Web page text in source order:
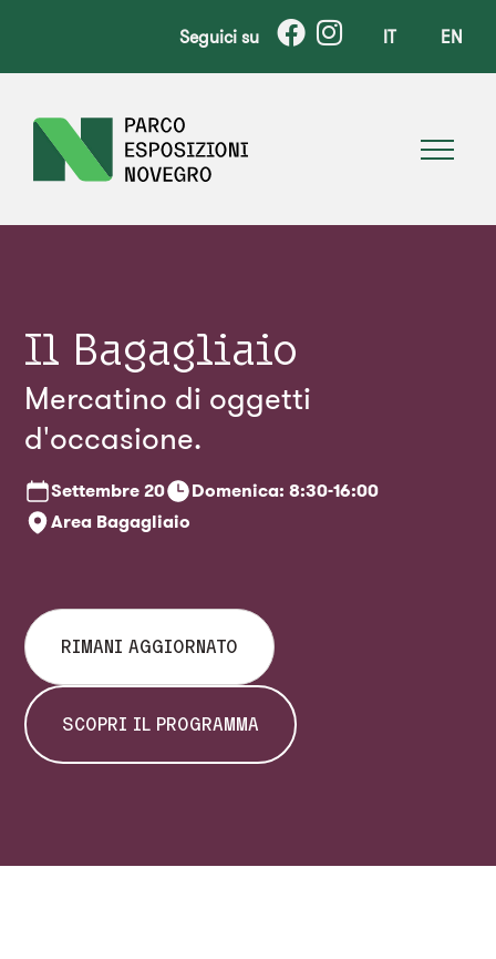
Seguici su IT EN
Il Bagagliaio
Mercatino di oggetti
d'occasione.
Settembre20
Domenica: 8:30-16:00
Area Bagagliaio
RIMANI AGGIORNATO
SCOPRI IL PROGRAMMA